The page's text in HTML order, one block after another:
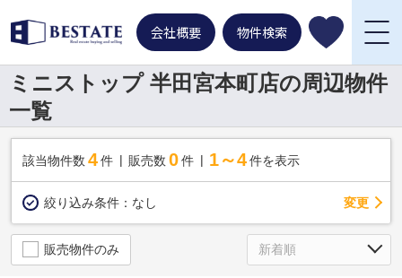
会社概要 物件検索
ミニストップ 半田宮本町店の周辺物件
一覧
該当物件数 4件 販売数 0 件 1～4 件を表示
絞り込み条件： なし 変更
販売物件のみ